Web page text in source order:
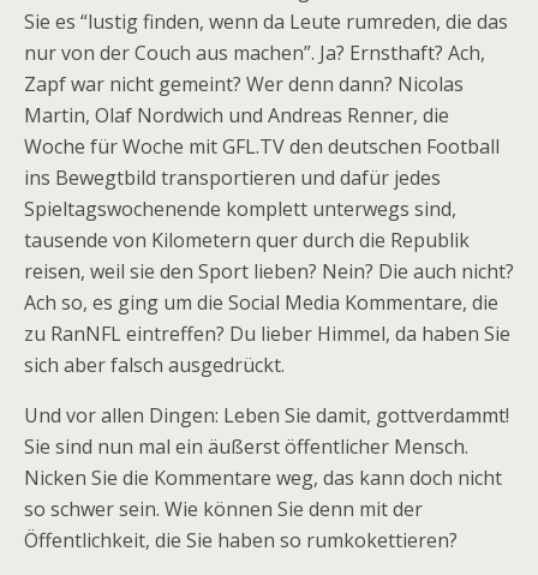
Sie es “lustig finden, wenn da Leute rumreden, die das
nur von der Couch aus machen”. Ja? Ernsthaft? Ach,
Zapf war nicht gemeint? Wer denn dann? Nicolas
Martin, Olaf Nordwich und Andreas Renner, die
Woche für Woche mit GFL.TV den deutschen Football
ins Bewegtbild transportieren und dafür jedes
Spieltagswochenende komplett unterwegs sind,
tausende von Kilometern quer durch die Republik
reisen, weil sie den Sport lieben? Nein? Die auch nicht?
Ach so, es ging um die Social Media Kommentare, die
zu RanNFL eintreffen? Du lieber Himmel, da haben Sie
sich aber falsch ausgedrückt.
Und vor allen Dingen: Leben Sie damit, gottverdammt!
Sie sind nun mal ein äußerst öffentlicher Mensch.
Nicken Sie die Kommentare weg, das kann doch nicht
so schwer sein. Wie können Sie denn mit der
Öffentlichkeit, die Sie haben so rumkokettieren?